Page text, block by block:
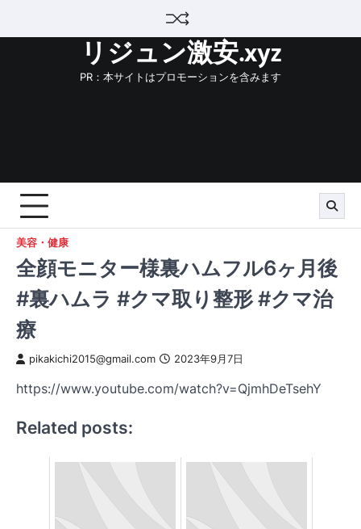
リジュン激安.xyz
PR：本サイトはプロモーションを含みます
美容・健康
全顔モニター様裏ハムフル6ヶ月後
#裏ハムラ #クマ取り整形 #クマ治
療
pikakichi2015@gmail.com 2023年9月7日
https://www.youtube.com/watch?v=QjmhDeTsehY
Related posts: